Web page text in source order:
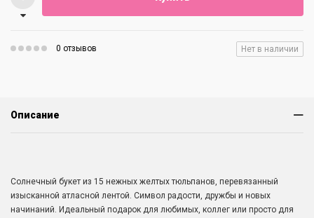
0 отзывов Нет в наличии
Описание
Солнечный букет из 15 нежных желтых тюльпанов, перевязанный
изысканной атласной лентой. Символ радости, дружбы и новых
начинаний. Идеальный подарок для любимых, коллег или просто для